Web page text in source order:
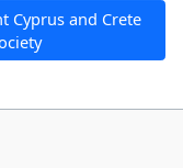
Cyprus and Crete